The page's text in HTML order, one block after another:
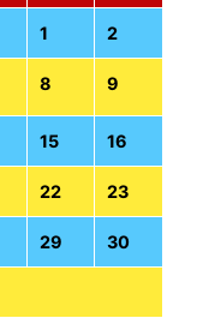
1 2
8 9
15 16
22 23
29 30